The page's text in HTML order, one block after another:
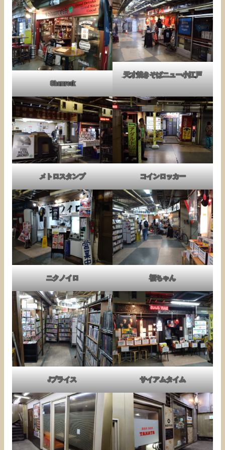
Shamrock
天才焼きそばニュー小江戸
メトロスタンプ コインロッカー
ニクノイロ 福ちゃん
Jプライス サイアムタイム